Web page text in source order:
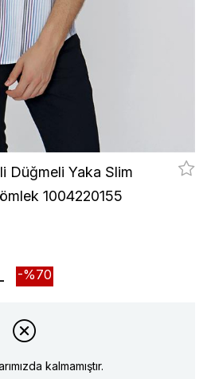
Düğmeli Yaka Slim
1004220155
70
kalmamıştır.